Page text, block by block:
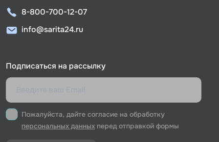
8-800-700-12-07
info@sarita24.ru
Подписаться на рассылку
Пожалуйста, дайте согласие на обработку
персональных данных перед отправкой формы